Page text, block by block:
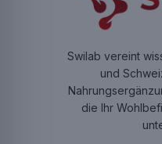
Swilab vereint
und
die Ihr